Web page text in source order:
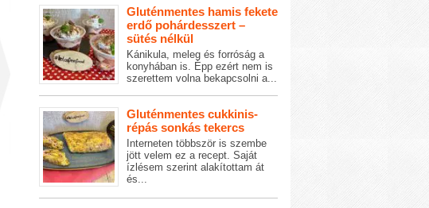
Gluténmentes hamis fekete
erdő pohárdesszert –
sütés nélkül
Kánikula, meleg és forróság a
konyhában is. Épp ezért nem is
szerettem volna bekapcsolni a...
Gluténmentes cukkinis-
répás sonkás tekercs
Interneten többször is szembe
jött velem ez a recept. Saját
ízlésem szerint alakítottam át
és...